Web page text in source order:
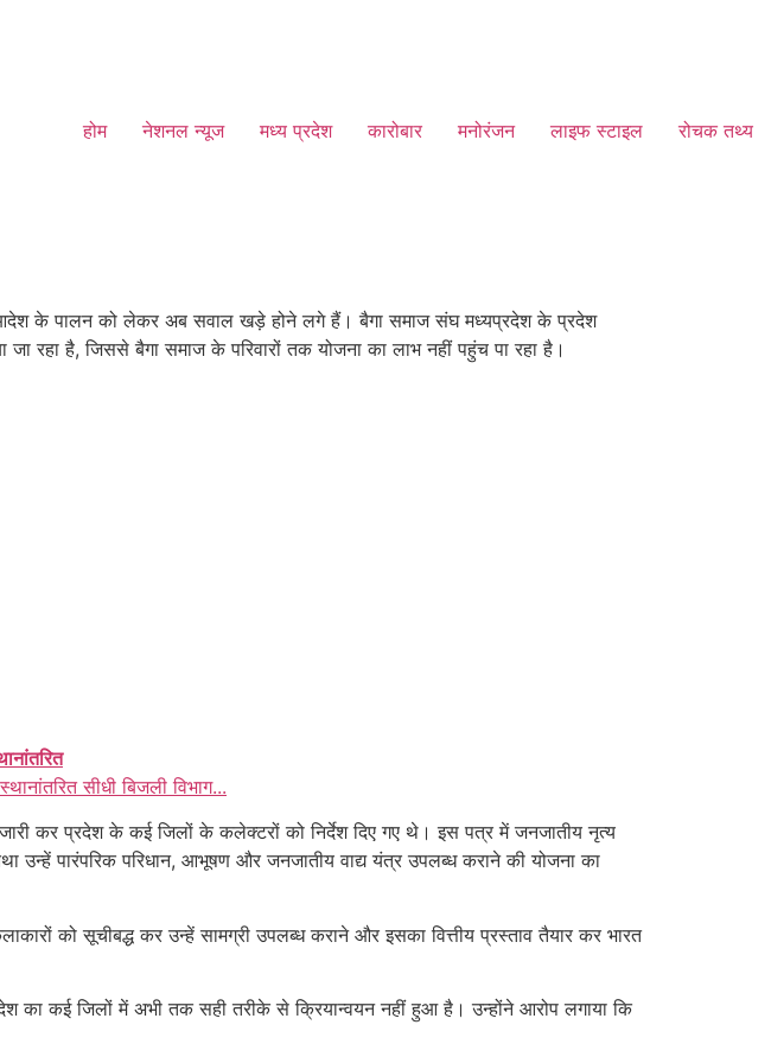
होम नेशनल न्यूज मध्य प्रदेश कारोबार मनोरंजन लाइफ स्टाइल रोचक तथ्य
आदेश के पालन को लेकर अब सवाल खड़े होने लगे हैं। बैगा समाज संघ मध्यप्रदेश के प्रदेश
जा रहा है, जिससे बैगा समाज के परिवारों तक योजना का लाभ नहीं पहुंच पा रहा है।
सीधी बिजली विभाग...
कर प्रदेश के कई जिलों के कलेक्टरों को निर्देश दिए गए थे। इस पत्र में जनजातीय नृत्य
पारंपरिक परिधान, आभूषण और जनजातीय वाद्य यंत्र उपलब्ध कराने की योजना का
को सूचीबद्ध कर उन्हें सामग्री उपलब्ध कराने और इसका वित्तीय प्रस्ताव तैयार कर भारत
का कई जिलों में अभी तक सही तरीके से क्रियान्वयन नहीं हुआ है। उन्होंने आरोप लगाया कि